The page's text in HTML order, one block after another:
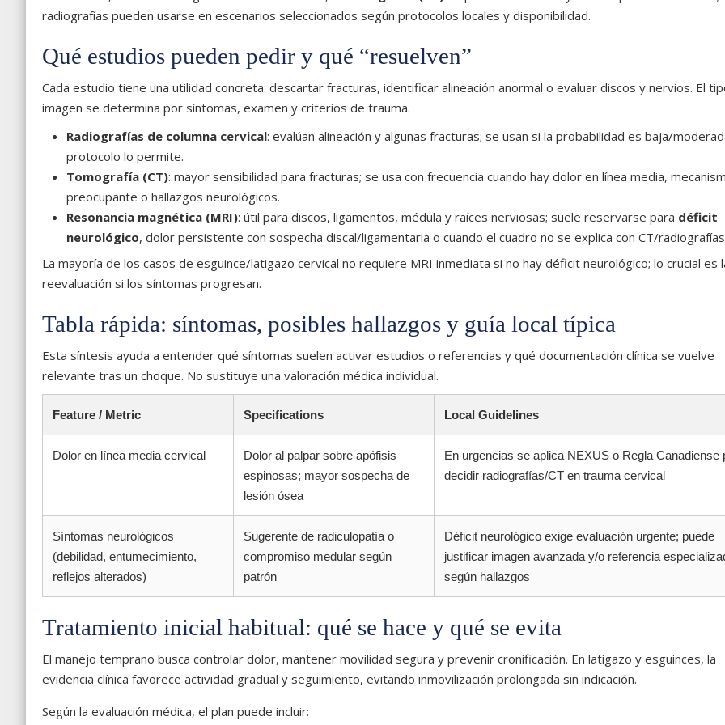
radiografías pueden usarse en escenarios seleccionados según protocolos locales y disponibilidad.
Qué estudios pueden pedir y qué “resuelven”
Cada estudio tiene una utilidad concreta: descartar fracturas, identificar alineación anormal o evaluar discos y nervios. El
imagen se determina por síntomas, examen y criterios de trauma.
Radiografías de columna cervical: evalúan alineación y algunas fracturas; se usan si la probabilidad es baja/
protocolo lo permite.
Tomografía (CT): mayor sensibilidad para fracturas; se usa con frecuencia cuando hay dolor en línea media,
preocupante o hallazgos neurológicos.
Resonancia magnética (MRI): útil para discos, ligamentos, médula y raíces nerviosas; suele reservarse para déficit
neurológico, dolor persistente con sospecha discal/ligamentaria o cuando el cuadro no se explica con CT/
La mayoría de los casos de esguince/latigazo cervical no requiere MRI inmediata si no hay déficit neurológico; lo crucial es
reevaluación si los síntomas progresan.
Tabla rápida: síntomas, posibles hallazgos y guía local típica
Esta síntesis ayuda a entender qué síntomas suelen activar estudios o referencias y qué documentación clínica se vuelve
relevante tras un choque. No sustituye una valoración médica individual.
Feature / Metric Specifications Local Guidelines
Dolor en línea media cervical
Dolor al palpar sobre apófisis
espinosas; mayor sospecha de
lesión ósea
En urgencias se aplica NEXUS o Regla Canadiense
decidir radiografías/CT en trauma cervical
Síntomas neurológicos
(debilidad, entumecimiento,
reflejos alterados)
Sugerente de radiculopatía o
compromiso medular según
patrón
Déficit neurológico exige evaluación urgente; puede
justificar imagen avanzada y/o referencia
según hallazgos
Tratamiento inicial habitual: qué se hace y qué se evita
El manejo temprano busca controlar dolor, mantener movilidad segura y prevenir cronificación. En latigazo y esguinces, la
evidencia clínica favorece actividad gradual y seguimiento, evitando inmovilización prolongada sin indicación.
Según la evaluación médica, el plan puede incluir: